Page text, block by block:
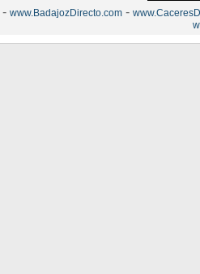
- www.BadajozDirecto.com -